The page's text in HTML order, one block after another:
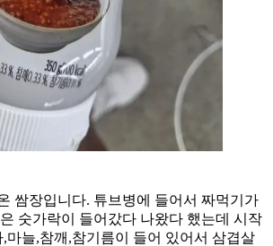
쌈장입니다. 튜브병에 들어서 짜먹기가
숫가락이 들어갔다 나왔다 했는데 시작
마늘,참깨,참기름이 들어 있어서 삼겹살